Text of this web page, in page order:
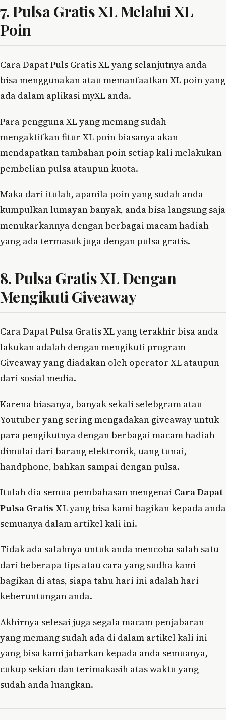
7. Pulsa Gratis XL Melalui XL
Poin
Cara Dapat Puls Gratis XL yang selanjutnya anda
bisa menggunakan atau memanfaatkan XL poin yang
ada dalam aplikasi myXL anda.
Para pengguna XL yang memang sudah
mengaktifkan fitur XL poin biasanya akan
mendapatkan tambahan poin setiap kali melakukan
pembelian pulsa ataupun kuota.
Maka dari itulah, apanila poin yang sudah anda
kumpulkan lumayan banyak, anda bisa langsung saja
menukarkannya dengan berbagai macam hadiah
yang ada termasuk juga dengan pulsa gratis.
8. Pulsa Gratis XL Dengan
Mengikuti Giveaway
Cara Dapat Pulsa Gratis XL yang terakhir bisa anda
lakukan adalah dengan mengikuti program
Giveaway yang diadakan oleh operator XL ataupun
dari sosial media.
Karena biasanya, banyak sekali selebgram atau
Youtuber yang sering mengadakan giveaway untuk
para pengikutnya dengan berbagai macam hadiah
dimulai dari barang elektronik, uang tunai,
handphone, bahkan sampai dengan pulsa.
Itulah dia semua pembahasan mengenai Cara Dapat
Pulsa Gratis XL yang bisa kami bagikan kepada anda
semuanya dalam artikel kali ini.
Tidak ada salahnya untuk anda mencoba salah satu
dari beberapa tips atau cara yang sudha kami
bagikan di atas, siapa tahu hari ini adalah hari
keberuntungan anda.
Akhirnya selesai juga segala macam penjabaran
yang memang sudah ada di dalam artikel kali ini
yang bisa kami jabarkan kepada anda semuanya,
cukup sekian dan terimakasih atas waktu yang
sudah anda luangkan.